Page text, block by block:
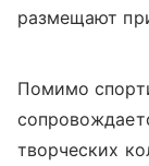
размещают
Помимо
творческих